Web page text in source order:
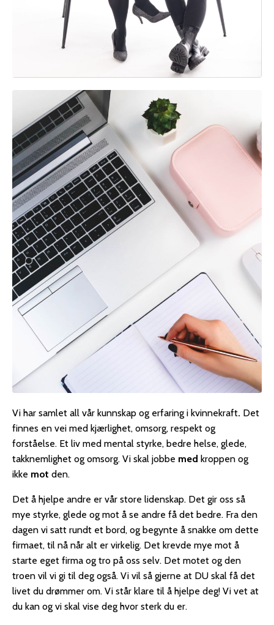
Vi har samlet all vår kunnskap og erfaring i kvinnekraft. Det
finnes en vei med kjærlighet, omsorg, respekt og
forståelse. Et liv med mental styrke, bedre helse, glede,
takknemlighet og omsorg. Vi skal jobbe med kroppen og
ikke mot den.
Det å hjelpe andre er vår store lidenskap. Det gir oss så
mye styrke, glede og mot å se andre få det bedre. Fra den
dagen vi satt rundt et bord, og begynte å snakke om dette
firmaet, til nå når alt er virkelig. Det krevde mye mot å
starte eget firma og tro på oss selv. Det motet og den
troen vil vi gi til deg også. Vi vil så gjerne at DU skal få det
livet du drømmer om. Vi står klare til å hjelpe deg! Vi vet at
du kan og vi skal vise deg hvor sterk du er.